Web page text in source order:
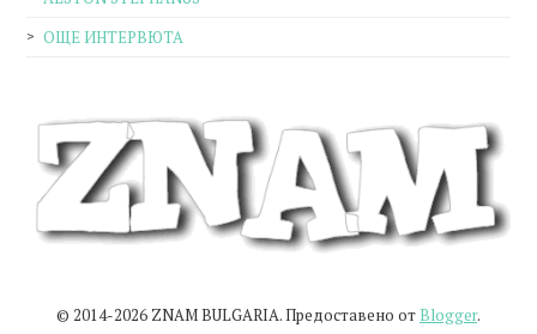
ОЩЕ ИНТЕРВЮТА
© 2014-2026 ZNAM BULGARIA. Предоставено от Blogger.